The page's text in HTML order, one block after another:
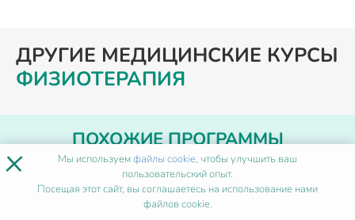
ДРУГИЕ МЕДИЦИНСКИЕ КУРСЫ
ФИЗИОТЕРАПИЯ
ПОХОЖИЕ ПРОГРАММЫ
Диагностика и лечение
орофациальной боли
× Мы используемфайлы cookie, чтобы улучшить ваш
пользовательский опыт.
Посещая этот сайт, вы соглашаетесь на использование нами
файлов cookie.